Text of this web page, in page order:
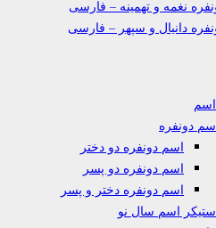
نغمه و تهمینه – فارسی
دانیال و سپهر – فارسی
دونفره
اسم دونفره دو دختر
اسم دونفره دو پسر
اسم دونفره دختر و پسر
اسم سال نو